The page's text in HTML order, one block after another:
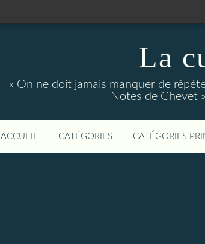
La
« On ne doit jamais manquer de
Notes de Chevet
ACCUEIL CATÉGORIES CATÉGORIES